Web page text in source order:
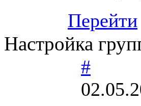
Перейти
Настройка
#